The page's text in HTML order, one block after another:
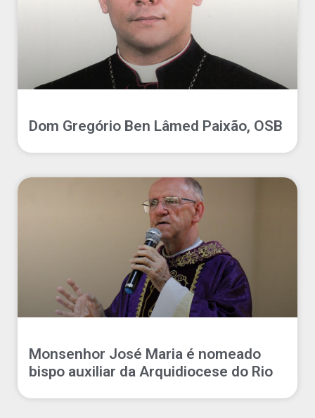
Dom Gregório Ben Lâmed Paixão, OSB
Monsenhor José Maria é nomeado
bispo auxiliar da Arquidiocese do Rio